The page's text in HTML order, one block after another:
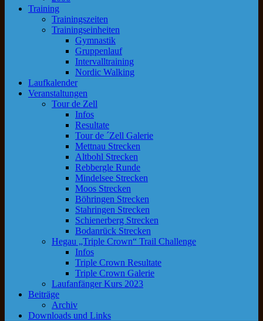
Training
Trainingszeiten
Trainingseinheiten
Gymnastik
Gruppenlauf
Intervalltraining
Nordic Walking
Laufkalender
Veranstaltungen
Tour de Zell
Infos
Resultate
Tour de ´Zell Galerie
Mettnau Strecken
Altbohl Strecken
Rebbergle Runde
Mindelsee Strecken
Moos Strecken
Böhringen Strecken
Stahringen Strecken
Schienerberg Strecken
Bodanrück Strecken
Hegau „Triple Crown“ Trail Challenge
Infos
Triple Crown Resultate
Triple Crown Galerie
Laufanfänger Kurs 2023
Beiträge
Archiv
Downloads und Links